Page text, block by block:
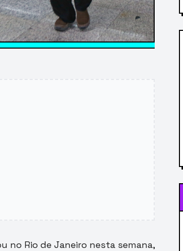
no Rio de Janeiro nesta semana,